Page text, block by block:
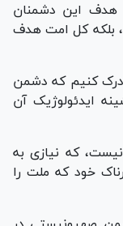
هدف این دشمنان
بلکه کل امت هدف
درک کنیم که دشمن
ایدئولوژیک آن
که نیازی به
خود که ملت را